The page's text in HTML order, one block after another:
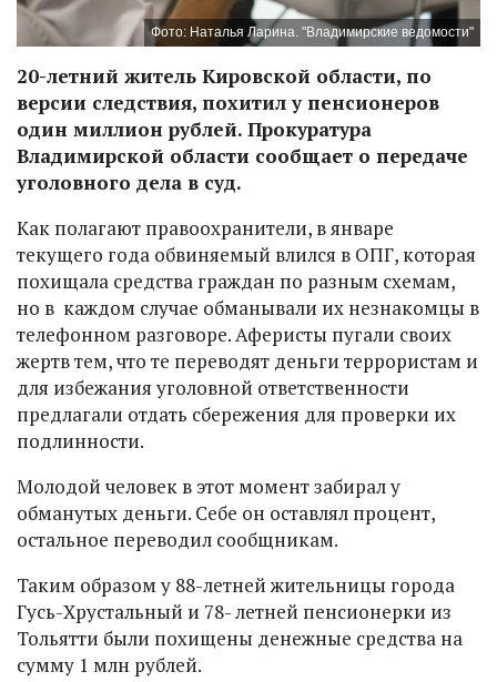
Фото: Наталья Ларина. "Владимирские ведомости"
20-летний житель Кировской области, по
версии следствия, похитил у пенсионеров
один миллион рублей. Прокуратура
Владимирской области сообщает о передаче
уголовного дела в суд.
Как полагают правоохранители, в январе
текущего года обвиняемый влился в ОПГ, которая
похищала средства граждан по разным схемам,
но в каждом случае обманывали их незнакомцы в
телефонном разговоре. Аферисты пугали своих
жертв тем, что те переводят деньги террористам и
для избежания уголовной ответственности
предлагали отдать сбережения для проверки их
подлинности.
Молодой человек в этот момент забирал у
обманутых деньги. Себе он оставлял процент,
остальное переводил сообщникам.
Таким образом у 88-летней жительницы города
Гусь-Хрустальный и 78- летней пенсионерки из
Тольятти были похищены денежные средства на
сумму 1 млн рублей.